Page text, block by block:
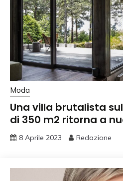
Moda
Una villa brutalista
di 350 m2 ritorna a
8 Aprile 2023 Redazione